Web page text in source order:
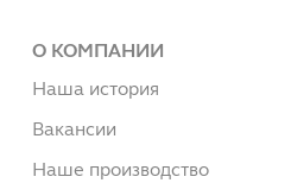
О КОМПАНИИ
Наша история
Вакансии
Наше производство